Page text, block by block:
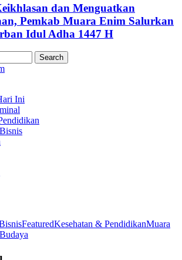
dan Menguatkan
Pemkab Muara Enim Salurkan
Idul Adha 1447 H
Ini
FeaturedKesehatan & PendidikanMuara